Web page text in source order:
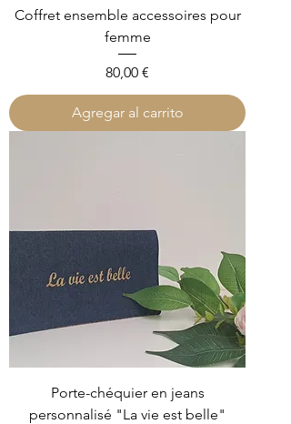
Coffret ensemble accessoires pour
femme
Precio
80,00 €
Agregar al carrito
Porte-chéquier en jeans
personnalisé "La vie est belle"